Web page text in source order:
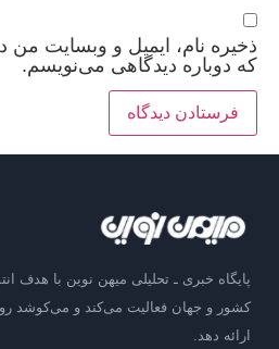
ذخیره نام، ایمیل و وبسایت من
که دوباره دیدگاهی می‌نویسم.
پایگاه خبری ـ تحلیلی میهن نوین با هدف
کشور و جهان فعالیت می‌کند و می‌کوشد
ارائه دهد.